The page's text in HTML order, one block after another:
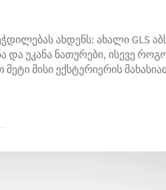
ახდენს: ახალი
და უკანა ნათურები, ისევე
მისი ექსტერიერის